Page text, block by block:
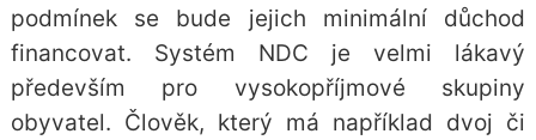
podmínek se bude jejich minimální důchod
financovat. Systém NDC je velmi lákavý
především pro vysokopříjmové skupiny
obyvatel. Člověk, který má například dvoj či